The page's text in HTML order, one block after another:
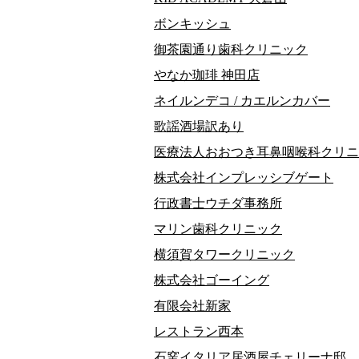
ボンキッシュ
御茶園通り歯科クリニック
やなか珈琲 神田店
ネイルンデコ / カエルンカバー
歌謡酒場訳あり
医療法人おおつき耳鼻咽喉科クリ
株式会社インプレッシブゲート
行政書士ウチダ事務所
マリン歯科クリニック
横須賀タワークリニック
株式会社ゴーイング
有限会社新家
レストラン西本